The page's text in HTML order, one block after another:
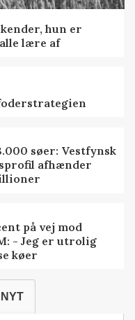
hun er
lære af
søer: Vestfynsk
afhænder
på vej mod
- Jeg er utrolig
køer